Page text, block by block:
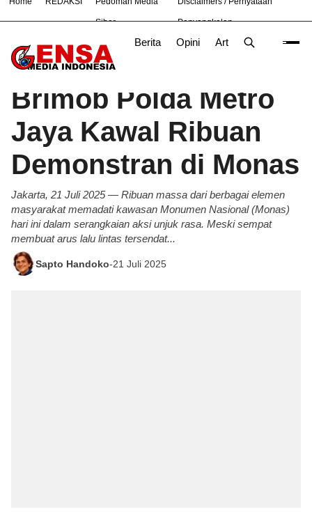
Siber Penyangkalan
Berita Opini Artikel
# Bekasi Nasional News OLAHRAGA TNI
Beranda/Berita
Brimob Polda Metro
Jaya Kawal Ribuan
Demonstran di Monas
Jakarta, 21 Juli 2025 — Ribuan massa dari berbagai elemen
masyarakat memadati kawasan Monumen Nasional (Monas)
hari ini dalam serangkaian aksi unjuk rasa. Meski sempat
membuat arus lalu lintas tersendat...
Sapto Handoko-21 Juli 2025